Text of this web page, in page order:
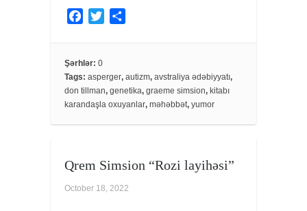
e
b
o
o
k
t
e
r
e
Şərhlər: 0
Tags: asperger, autizm, avstraliya ədəbiyyatı,
don tillman, genetika, graeme simsion, kitabı
karandaşla oxuyanlar, məhəbbət, yumor
Qrem Simsion “Rozi layihəsi”
October 18, 2022